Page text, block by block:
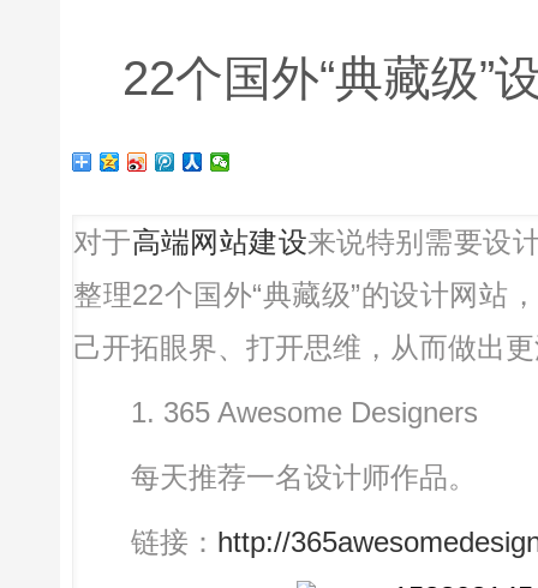
22个国外“典藏级”
对于高端网站建设来说特别需要设
整理22个国外“典藏级”的设计网站
己开拓眼界、打开思维，从而做出
1. 365 Awesome Designers
每天推荐一名设计师作品。
链接： http://